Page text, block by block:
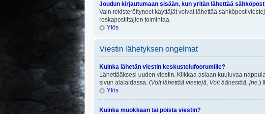
Joudun kirjautumaan sisään, kun yritän lähettää
Vain rekisteröityneet käyttäjät voivat lähettää
roskapostittajien toimintaa.
Ylös
Viestin lähetyksen ongelmat
Kuinka lähetän viestin keskustelufoorumille?
Lähettääksesi uuden viestin. Klikkaa asiaan kuuluvaa
sivun alalaidassa. (Voit lähettää viestejä, Voit äänestää, jne.)
Ylös
Kuinka muokkaan tai poista viestin?